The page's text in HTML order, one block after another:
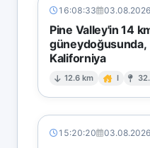
16:08:33 03.08.2026
Pine Valley'in 14
güneydoğusunda,
Kaliforniya
12.6 km I
15:20:20 03.08.2026